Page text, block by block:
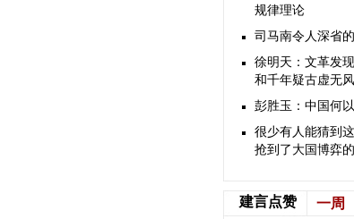
规律理论
司马南令人深省
徐明天：文革发
和千年疑古虚无风
彭胜玉：中国何
很少有人能猜到
抢到了大国博弈
建言点赞 一周